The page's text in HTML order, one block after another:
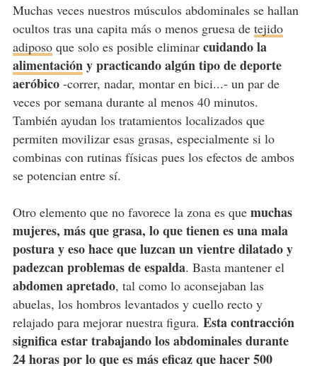
Muchas veces nuestros músculos abdominales se hallan
ocultos tras una capita más o menos gruesa de tejido
adiposoque solo es posible eliminar cuidando la
alimentacióny practicando algún tipo de deporte
aeróbico-correr, nadar, montar en bici...- un par de
veces por semana durante al menos 40 minutos.
También ayudan los tratamientos localizados que
permiten movilizar esas grasas, especialmente si lo
combinas con rutinas físicas pues los efectos de ambos
se potencian entre sí.
Otro elemento que no favorece la zona es que muchas
mujeres, más que grasa, lo que tienen es una mala
postura y eso hace que luzcan un vientre dilatado y
padezcan problemas de espalda. Basta mantener el
abdomen apretado, tal como lo aconsejaban las
abuelas, los hombros levantados y cuello recto y
relajado para mejorar nuestra figura. Esta contracción
significa estar trabajando los abdominales durante
24 horas por lo que es más eficaz que hacer 500